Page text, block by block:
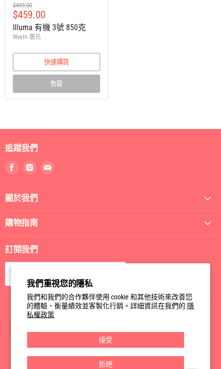
我們重視您的隱私
我們和我們的合作夥伴使用 cookie 和其他技術來改善您
的體驗、衡量績效並客製化行銷。詳細資訊在我們的 隱
私權政策
接受
拒絕
建
議
零
售
價
$499.00
售
價
$459.00
Illuma 有機 3號 850克
Wyeth 惠氏
快速購買
售罄
追蹤我們
們
們
關於我們
購物指南
訂閱我們
電郵